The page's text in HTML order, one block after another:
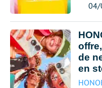
04/
de
en